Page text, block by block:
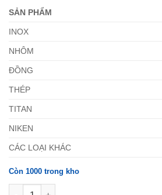
SẢN PHẨM
INOX
NHÔM
ĐỒNG
THÉP
TITAN
NIKEN
CÁC LOẠI KHÁC
Còn 1000 trong kho
Shim Chêm Inox 302 1,2mm số lượng